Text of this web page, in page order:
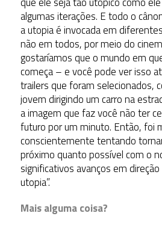
algumas iterações. E todo o
a utopia é invocada em
não em todos, por meio do
gostaríamos que o mundo em
começa – e você pode ver isso
trailers que foram selecionados,
jovem dirigindo um carro na
a imagem que faz você não ter
futuro por um minuto. Então, foi
conscientemente tentando
próximo quanto possível com o
significativos avanços em
utopia”.
Mais alguma coisa?